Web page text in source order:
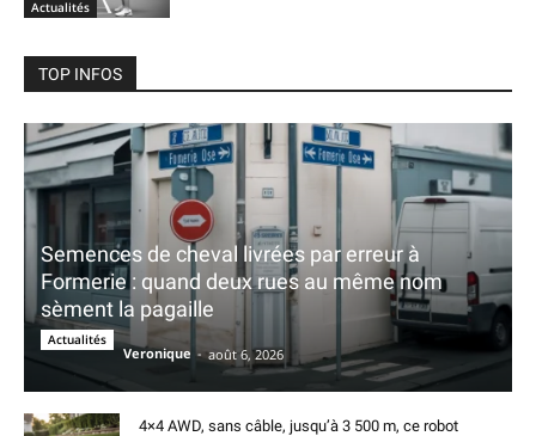
Actualités
TOP INFOS
Semences de cheval livrées par erreur à
Formerie : quand deux rues au même nom
sèment la pagaille
Actualités
Veronique - août 6, 2026
4×4 AWD, sans câble, jusqu’à 3 500 m, ce robot